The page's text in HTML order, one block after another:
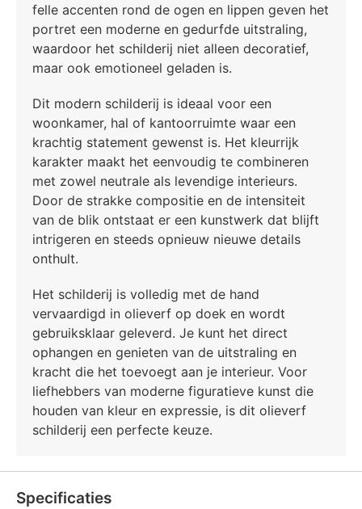
felle accenten rond de ogen en lippen geven het
portret een moderne en gedurfde uitstraling,
waardoor het schilderij niet alleen decoratief,
maar ook emotioneel geladen is.
Dit modern schilderij is ideaal voor een
woonkamer, hal of kantoorruimte waar een
krachtig statement gewenst is. Het kleurrijk
karakter maakt het eenvoudig te combineren
met zowel neutrale als levendige interieurs.
Door de strakke compositie en de intensiteit
van de blik ontstaat er een kunstwerk dat blijft
intrigeren en steeds opnieuw nieuwe details
onthult.
Het schilderij is volledig met de hand
vervaardigd in olieverf op doek en wordt
gebruiksklaar geleverd. Je kunt het direct
ophangen en genieten van de uitstraling en
kracht die het toevoegt aan je interieur. Voor
liefhebbers van moderne figuratieve kunst die
houden van kleur en expressie, is dit olieverf
schilderij een perfecte keuze.
Specificaties